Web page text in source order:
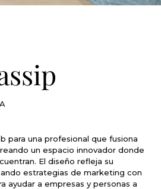
para una profesional que fusiona
un espacio innovador donde
El diseño refleja su
estrategias de marketing con
ayudar a empresas y personas a